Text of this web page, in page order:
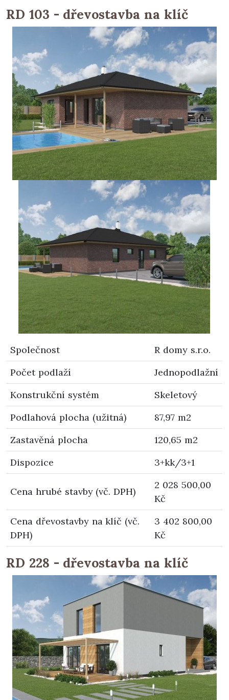
RD 103 - dřevostavba na klíč
Společnost
R domy s.r.o.
Počet podlaží
Jednopodlažní
Konstrukční systém
Skeletový
Podlahová plocha (užitná)
87,97 m2
Zastavěná plocha
120,65 m2
Dispozice
3+kk/3+1
Cena hrubé stavby (vč. DPH)
2 028 500,00
Kč
Cena dřevostavby na klíč (vč.
DPH)
3 402 800,00
Kč
RD 228 - dřevostavba na klíč